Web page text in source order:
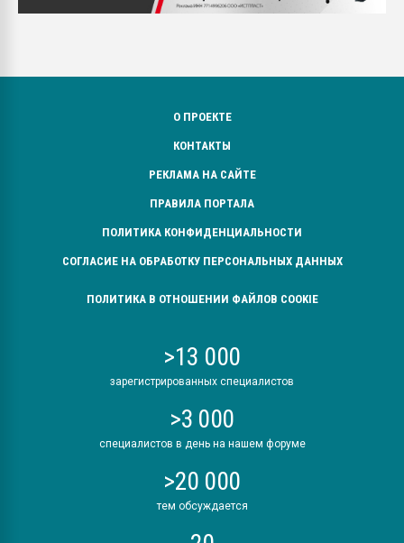
О ПРОЕКТЕ
КОНТАКТЫ
РЕКЛАМА НА САЙТЕ
ПРАВИЛА ПОРТАЛА
ПОЛИТИКА КОНФИДЕНЦИАЛЬНОСТИ
СОГЛАСИЕ НА ОБРАБОТКУ ПЕРСОНАЛЬНЫХ ДАННЫХ
ПОЛИТИКА В ОТНОШЕНИИ ФАЙЛОВ COOKIE
>13 000
зарегистрированных специалистов
>3 000
специалистов в день на нашем форуме
>20 000
тем обсуждается